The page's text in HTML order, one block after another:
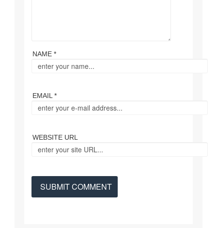
NAME *
EMAIL *
WEBSITE URL